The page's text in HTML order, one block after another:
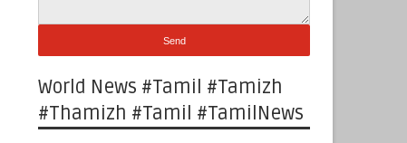
World News #Tamil #Tamizh
#Thamizh #Tamil #TamilNews